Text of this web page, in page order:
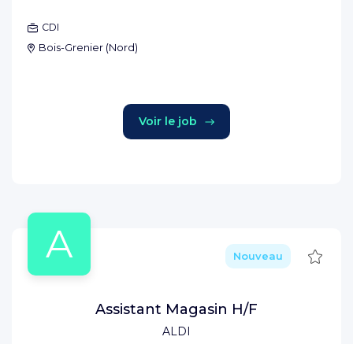
CDI
Bois-Grenier (Nord)
Voir le job
A
ALDI
Nouveau
Assistant Magasin H/F